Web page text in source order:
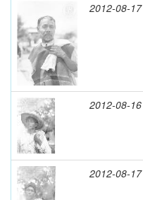
2012-08-17
2012-08-16
2012-08-17